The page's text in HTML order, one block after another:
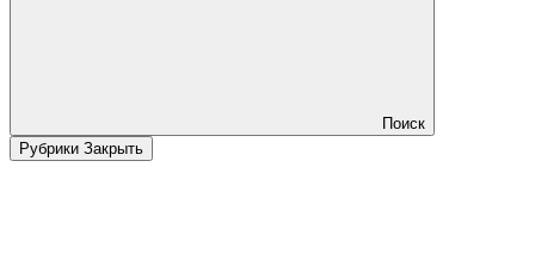
Поиск
Рубрики Закрыть